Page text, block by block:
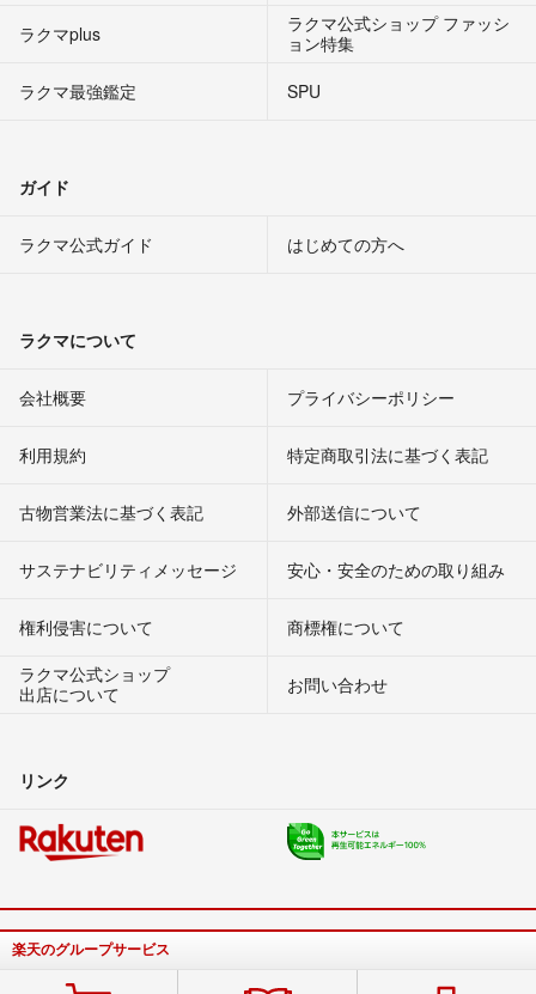
ラクマplus
ラクマ公式ショップ ファッシ
ョン特集
ラクマ最強鑑定
SPU
ガイド
ラクマ公式ガイド はじめての方へ
ラクマについて
会社概要 プライバシーポリシー
利用規約 特定商取引法に基づく表記
古物営業法に基づく表記 外部送信について
サステナビリティメッセージ 安心・安全のための取り組み
権利侵害について
商標権について
ラクマ公式ショップ
出店について
お問い合わせ
リンク
楽天のグループサービス